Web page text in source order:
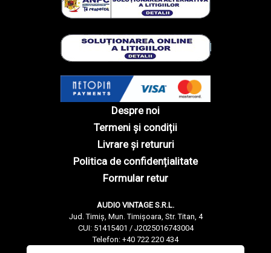
Despre noi
Termeni și condiții
Livrare și retururi
Politica de confidențialitate
Formular retur
AUDIO VINTAGE S.R.L.
Jud. Timiș, Mun. Timișoara, Str. Titan, 4
CUI: 51415401 / J2025016743004
Telefon: +40 722 220 434